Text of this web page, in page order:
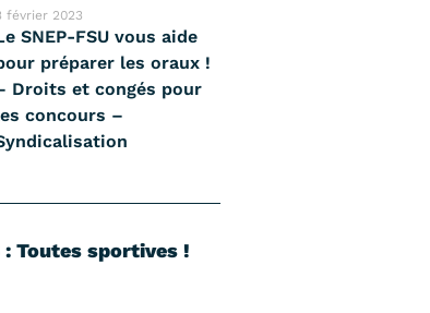
février 2023
SNEP-FSU vous aide
préparer les oraux !
Droits et congés pour
concours –
: Toutes sportives !